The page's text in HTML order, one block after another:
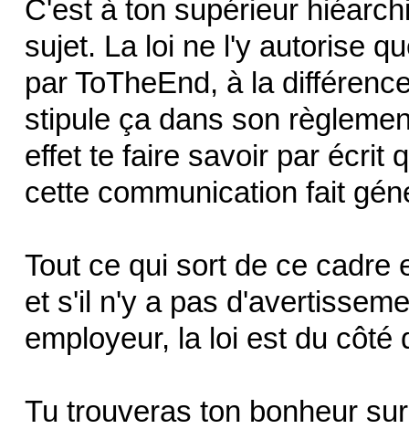
C'est à ton supérieur
sujet. La loi ne l'y autorise
par ToTheEnd, à la
stipule ça dans son
effet te faire savoir par écrit
cette communication fait
Tout ce qui sort de ce cadre
et s'il n'y a pas
employeur, la loi est du côté
Tu trouveras ton bonheur